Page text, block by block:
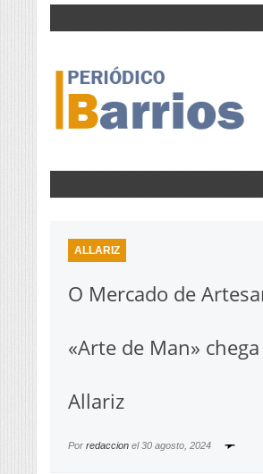
ALLARIZ
O Mercado de
«Arte de Man»
Allariz
Por redaccion el30 agosto, 2024